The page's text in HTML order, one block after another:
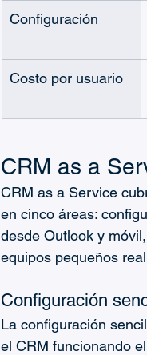
Configuración
Costo por usuario
CRM as a
CRM as a Service
en cinco áreas:
desde Outlook y
equipos pequeños
Configuración
La configuración
el CRM funcionando